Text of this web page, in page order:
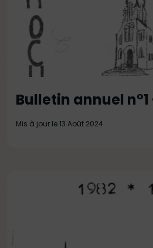
Bulletin annuel n°1
Mis à jour le 13 Août 2024